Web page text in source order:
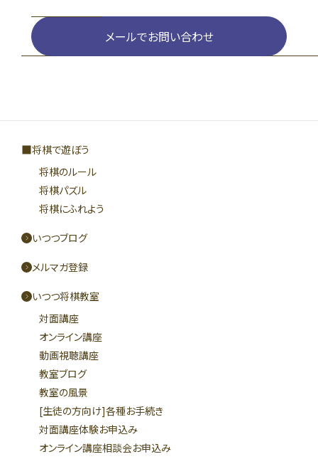
メールでお問い合わせ
将棋で遊ぼう
将棋のルール
将棋パズル
将棋にふれよう
いつつブログ
メルマガ登録
いつつ将棋教室
対面講座
オンライン講座
動画視聴講座
教室ブログ
教室の風景
[生徒の方向け]各種お手続き
対面講座体験お申込み
オンライン講座相談会お申込み